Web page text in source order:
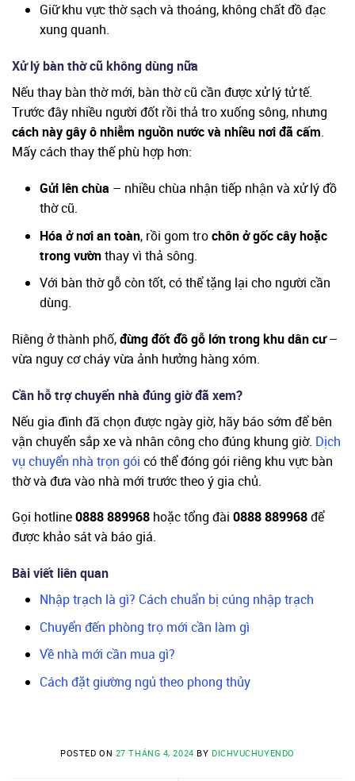
Giữ khu vực thờ sạch và thoáng, không chất đồ đạc
xung quanh.
Xử lý bàn thờ cũ không dùng nữa
Nếu thay bàn thờ mới, bàn thờ cũ cần được xử lý tử tế.
Trước đây nhiều người đốt rồi thả tro xuống sông, nhưng
cách này gây ô nhiễm nguồn nước và nhiều nơi đã cấm.
Mấy cách thay thế phù hợp hơn:
Gửi lên chùa – nhiều chùa nhận tiếp nhận và xử lý đồ
thờ cũ.
Hóa ở nơi an toàn, rồi gom trochôn ở gốc cây hoặc
trong vườnthay vì thả sông.
Với bàn thờ gỗ còn tốt, có thể tặng lại cho người cần
dùng.
Riêng ở thành phố,đừng đốt đồ gỗ lớn trong khu dân cư–
vừa nguy cơ cháy vừa ảnh hưởng hàng xóm.
Cần hỗ trợ chuyển nhà đúng giờ đã xem?
Nếu gia đình đã chọn được ngày giờ, hãy báo sớm để bên
vận chuyển sắp xe và nhân công cho đúng khung giờ. Dịch
vụ chuyển nhà trọn gói có thể đóng gói riêng khu vực bàn
thờ và đưa vào nhà mới trước theo ý gia chủ.
Gọi hotline0888 889968 hoặc tổng đài 0888 889968để
được khảo sát và báo giá.
Bài viết liên quan
Nhập trạch là gì? Cách chuẩn bị cúng nhập trạch
Chuyển đến phòng trọ mới cần làm gì
Về nhà mới cần mua gì?
Cách đặt giường ngủ theo phong thủy
POSTED ON 27 THÁNG 4, 2024 BY DICHVUCHUYENDO